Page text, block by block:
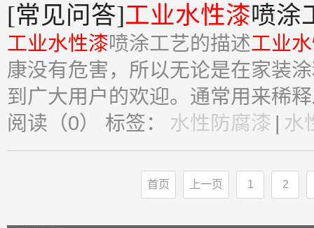
[常见问答]工业水性漆喷涂
工业水性漆喷涂工艺的描述工业
康没有危害，所以无论是在家装
到广大用户的欢迎。通常用来稀释
阅读（0） 标签： 水性防腐漆 | 水
首页 上一页 1 2